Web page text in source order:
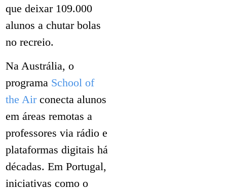
que deixar 109.000
alunos a chutar bolas
no recreio.
Na Austrália, o
programa School of
the Airconecta alunos
em áreas remotas a
professores via rádio e
plataformas digitais há
décadas. Em Portugal,
iniciativas como o